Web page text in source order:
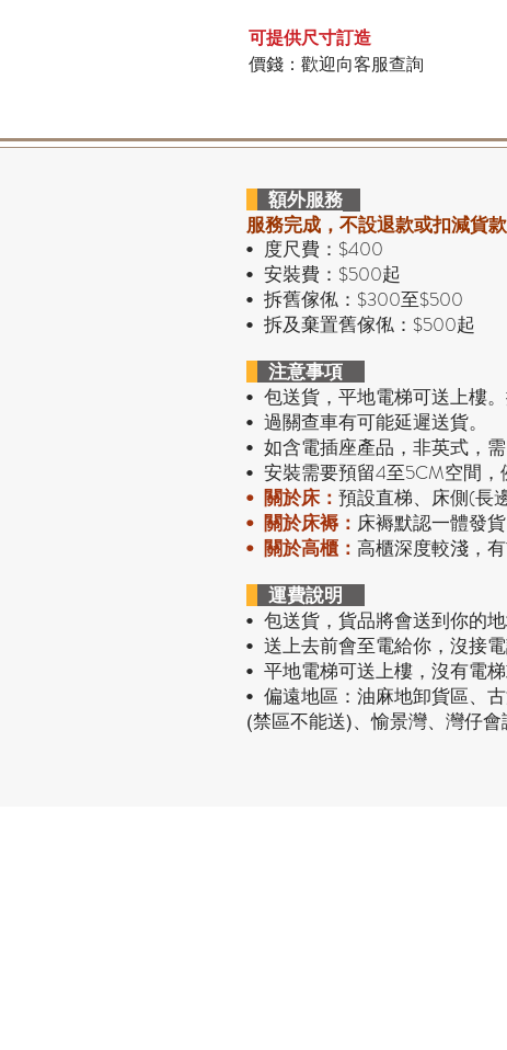
可提供尺寸訂造
價錢：歡迎向客服查詢
額外服務
服務完成，不設退款或扣減貨
• 度尺費：$400
• 安裝費：$500起
• 拆舊傢俬：$300至$500
• 拆及棄置舊傢俬：$500起
注意事項
• 包送貨，平地電梯可送上樓
• 過關查車有可能延遲送貨。
• 如含電插座產品，非英式，
• 安裝需要預留4至5CM空間
• 關於床： 預設直梯、床側(長
• 關於床褥： 床褥默認一體發
• 關於高櫃： 高櫃深度較淺，
運費說明
• 包送貨 ，貨品將會送到你的地
• 送上去前會至電給你，沒接電
• 平地電梯可送上樓，沒有電
• 偏遠地區：油麻地卸貨區、
(禁區不能送)、愉景灣、灣仔